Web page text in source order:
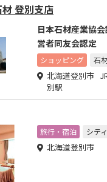
登別支店
日本石材産業協
営者同友会認定
ショッピング 石
北海道登別市
別駅
旅行・宿泊
シテ
北海道登別市